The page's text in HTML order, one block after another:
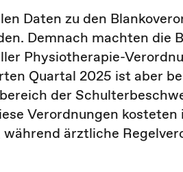
Daten zu den
Demnach machten die
Physiotherapie-
Quartal 2025 ist aber
der
Verordnungen
ärztliche